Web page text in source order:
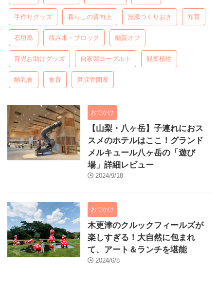
手作りグッズ 暮らしの質向上 無添つくりおき 知育
石垣島 積み木・ブロック 糖質オフ
育児お助けグッズ 自家製ヨーグルト 観葉植物
離乳食 食育 鼻涙管閉塞
おでかけ
【山梨・八ヶ岳】子連れにおス
スメのホテルはここ！グランド
メルキュール八ヶ岳の「遊び
場」詳細レビュー
2024/9/18
おでかけ
木更津のクルックフィールズが
楽しすぎる！大自然に包まれ
て、アート＆ランチを堪能
2024/6/8